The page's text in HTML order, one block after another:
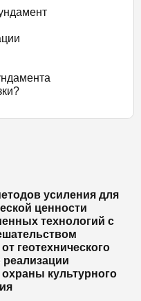
усиления для
ценности
технологий с
геотехнического
культурного